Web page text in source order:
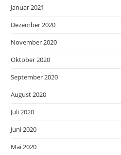
Januar 2021
Dezember 2020
November 2020
Oktober 2020
September 2020
August 2020
Juli 2020
Juni 2020
Mai 2020